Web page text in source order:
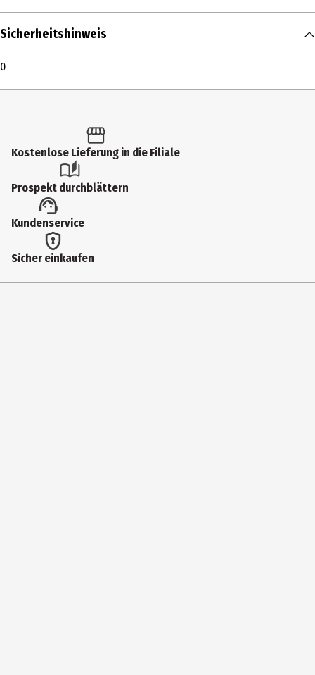
Inhalt
Produkttyp
2 Jahre
Artikelnummer des Herstellers
4800
Zielgruppe
Kleinkinder|Kindergartenkinder
Hersteller
Sicherheitshinweis
0
Kostenlose Lieferung in die Filiale
Prospekt durchblättern
Kundenservice
Sicher einkaufen